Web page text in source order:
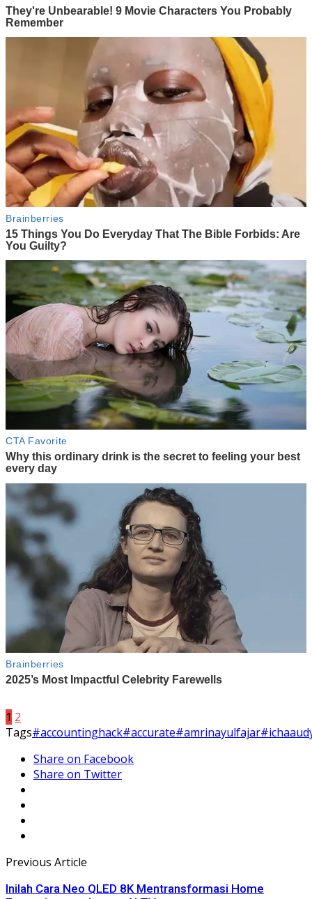
1 2
Tags#accountinghack#accurate#amrinayulfajar
Share on Facebook
Share on Twitter
Previous Article
Inilah Cara Neo QLED 8K Mentransformasi Home